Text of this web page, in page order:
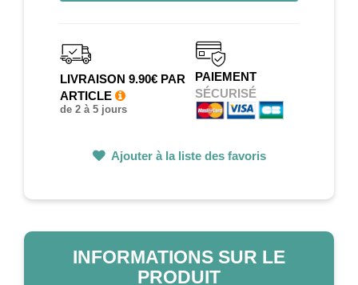
LIVRAISON 9.90€ PAR
ARTICLE
de 2 à 5 jours
PAIEMENT
SÉCURISÉ
Ajouter à la liste des favoris
INFORMATIONS SUR LE
PRODUIT